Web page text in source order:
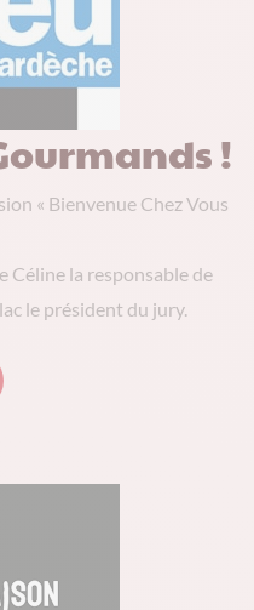
!
« Bienvenue Chez Vous
Céline la responsable de
le président du jury.